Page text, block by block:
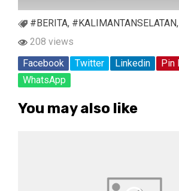
#BERITA, #KALIMANTANSELATAN,
208 views
Facebook
Twitter Linkedin Pin
WhatsApp
You may also like